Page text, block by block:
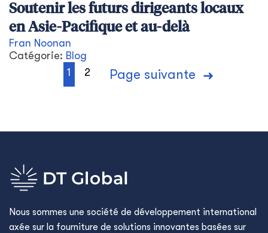
Soutenir les futurs dirigeants locaux
en Asie-Pacifique et au-delà
Fran Noonan
Catégorie: Blog
1
2 Page suivante
Nous sommes une société de développement international
axée sur la fourniture de solutions innovantes basées sur